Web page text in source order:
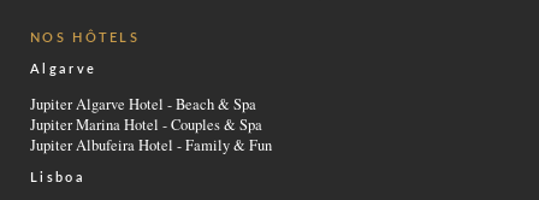
NOS HÔTELS
Algarve
Jupiter Algarve Hotel - Beach & Spa
Jupiter Marina Hotel - Couples & Spa
Jupiter Albufeira Hotel - Family & Fun
Lisboa